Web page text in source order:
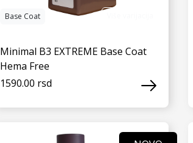
Base Coat
Minimal B3 EXTREME Base Coat
Hema Free
1590.00 rsd